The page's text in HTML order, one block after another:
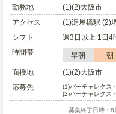
勤務地
(1)(2)大阪市
アクセス
(1)淀屋橋駅 (2)
シフト
週3日以上 1日4
時間帯
早朝 朝
面接地
(1)(2)大阪市
応募先
(1)バーチャレクス
(2)バーチャレクス
募集終了日時：8